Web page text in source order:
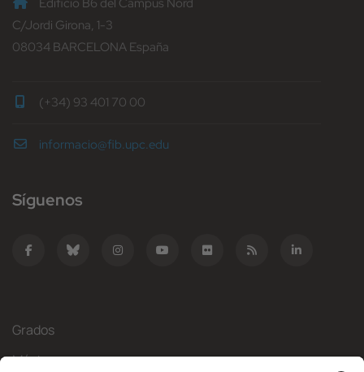
Edificio B6 del Campus Nord
C/Jordi Girona, 1-3
08034 BARCELONA España
(+34) 93 401 70 00
informacio@fib.upc.edu
Síguenos
Grados
Másteres